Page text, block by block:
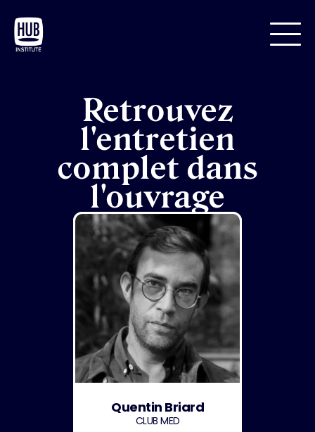
Retrouvez
l'entretien
complet dans
l'ouvrage
Quentin Briard
CLUB MED